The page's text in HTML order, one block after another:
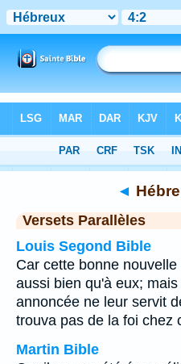
Chapitre 4 > Verset 2
◄
Versets Parallèles
Louis Segond Bible
Car cette bonne
aussi bien qu'à eux;
annoncée ne leur servit
trouva pas de la foi chez
Martin Bible